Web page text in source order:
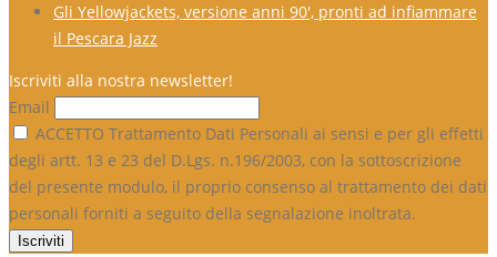
Gli Yellowjackets, versione anni 90′, pronti ad infiammare
il Pescara Jazz
Iscriviti alla nostra newsletter!
Email
ACCETTO Trattamento Dati Personali ai sensi e per gli effetti
degli artt. 13 e 23 del D.Lgs. n.196/2003, con la sottoscrizione
del presente modulo, il proprio consenso al trattamento dei dati
personali forniti a seguito della segnalazione inoltrata.